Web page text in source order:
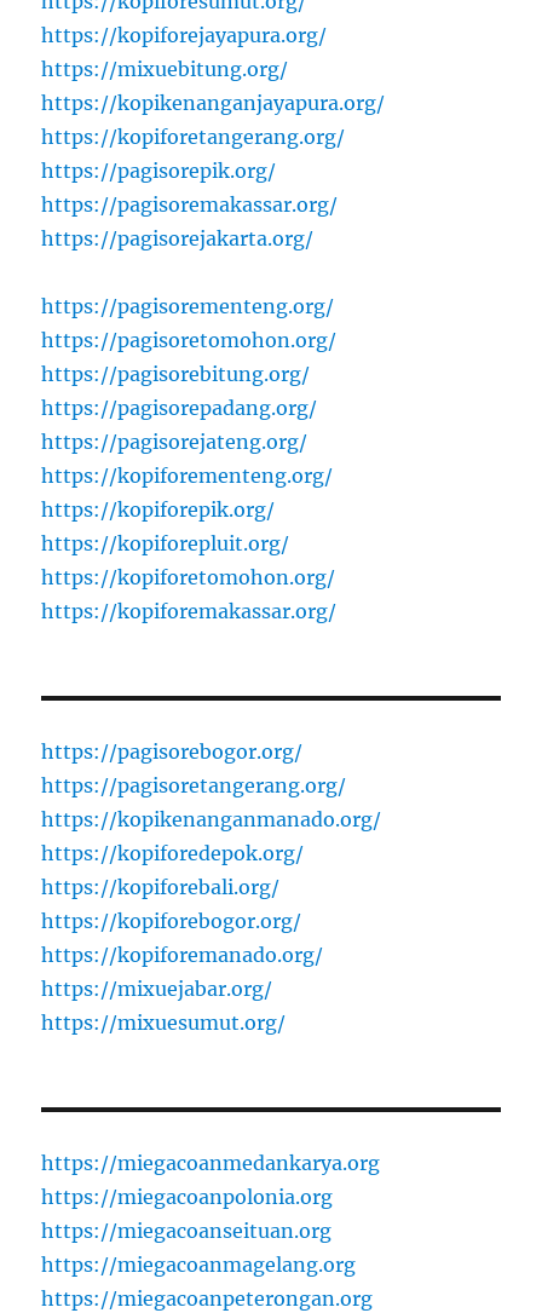
https://kopiforejayapura.org/
https://mixuebitung.org/
https://kopikenanganjayapura.org/
https://kopiforetangerang.org/
https://pagisorepik.org/
https://pagisoremakassar.org/
https://pagisorejakarta.org/
https://pagisorementeng.org/
https://pagisoretomohon.org/
https://pagisorebitung.org/
https://pagisorepadang.org/
https://pagisorejateng.org/
https://kopiforementeng.org/
https://kopiforepik.org/
https://kopiforepluit.org/
https://kopiforetomohon.org/
https://kopiforemakassar.org/
https://pagisorebogor.org/
https://pagisoretangerang.org/
https://kopikenanganmanado.org/
https://kopiforedepok.org/
https://kopiforebali.org/
https://kopiforebogor.org/
https://kopiforemanado.org/
https://mixuejabar.org/
https://mixuesumut.org/
https://miegacoanmedankarya.org
https://miegacoanpolonia.org
https://miegacoanseituan.org
https://miegacoanmagelang.org
https://miegacoanpeterongan.org